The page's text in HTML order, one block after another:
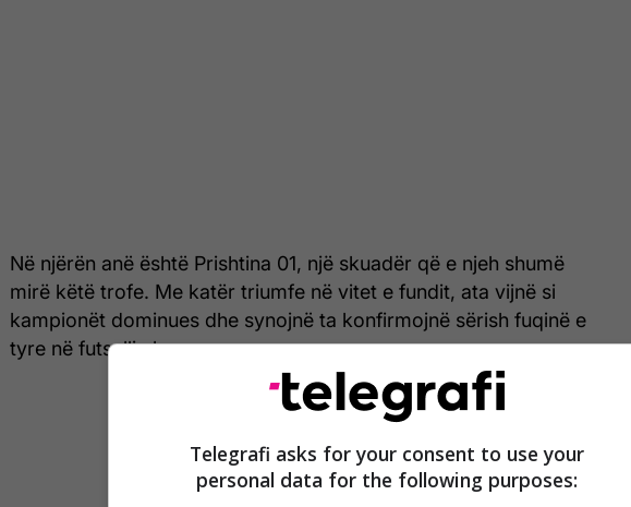
Në njërën anë është Prishtina 01, një skuadër që e njeh shumë
mirë këtë trofe. Me katër triumfe në vitet e fundit, ata vijnë si
kampionët dominues dhe synojnë ta konfirmojnë sërish fuqinë e
tyre në futsallin kosovar.
Telegrafi asks for your consent to use your
personal data for the following purposes: